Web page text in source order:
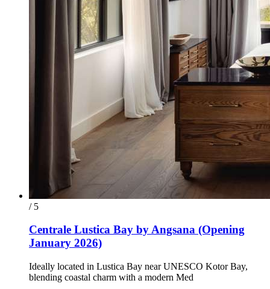
/ 5
Centrale Lustica Bay by Angsana (Opening
January 2026)
Ideally located in Lustica Bay near UNESCO Kotor Bay,
blending coastal charm with a modern Med